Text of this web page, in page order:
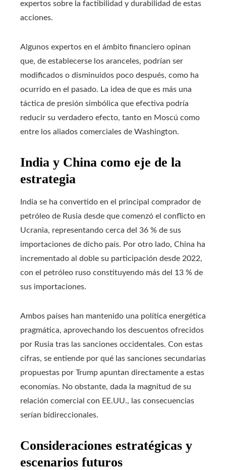
expertos sobre la factibilidad y durabilidad de estas
acciones.
Algunos expertos en el ámbito financiero opinan
que, de establecerse los aranceles, podrían ser
modificados o disminuidos poco después, como ha
ocurrido en el pasado. La idea de que es más una
táctica de presión simbólica que efectiva podría
reducir su verdadero efecto, tanto en Moscú como
entre los aliados comerciales de Washington.
India y China como eje de la
estrategia
India se ha convertido en el principal comprador de
petróleo de Rusia desde que comenzó el conflicto en
Ucrania, representando cerca del 36 % de sus
importaciones de dicho país. Por otro lado, China ha
incrementado al doble su participación desde 2022,
con el petróleo ruso constituyendo más del 13 % de
sus importaciones.
Ambos países han mantenido una política energética
pragmática, aprovechando los descuentos ofrecidos
por Rusia tras las sanciones occidentales. Con estas
cifras, se entiende por qué las sanciones secundarias
propuestas por Trump apuntan directamente a estas
economías. No obstante, dada la magnitud de su
relación comercial con EE.UU., las consecuencias
serían bidireccionales.
Consideraciones estratégicas y
escenarios futuros